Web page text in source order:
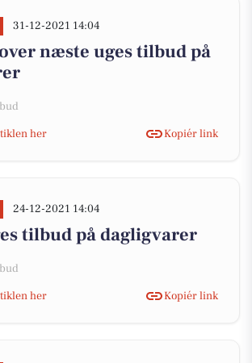
31-12-2021 14:04
næste uges tilbud på
her
Kopiér link
24-12-2021 14:04
tilbud på dagligvarer
her
Kopiér link